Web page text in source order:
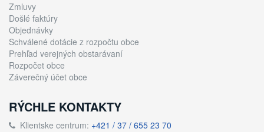
Zmluvy
Došlé faktúry
Objednávky
Schválené dotácie z rozpočtu obce
Prehľad verejných obstarávaní
Rozpočet obce
Záverečný účet obce
RÝCHLE KONTAKTY
Klientske centrum: +421 / 37 / 655 23 70